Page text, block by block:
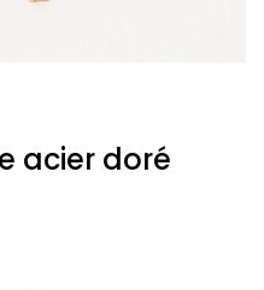
acier doré